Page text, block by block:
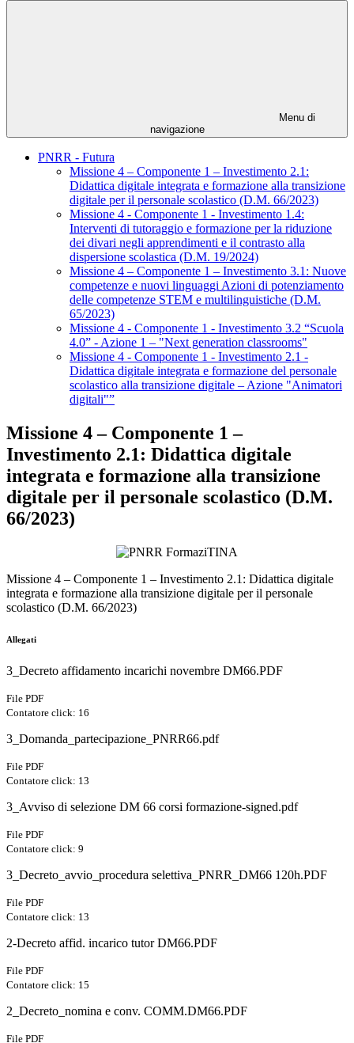
Menu di
navigazione
PNRR - Futura
Missione 4 – Componente 1 – Investimento 2.1:
Didattica digitale integrata e formazione alla transizione
digitale per il personale scolastico (D.M. 66/2023)
Missione 4 - Componente 1 - Investimento 1.4:
Interventi di tutoraggio e formazione per la riduzione
dei divari negli apprendimenti e il contrasto alla
dispersione scolastica (D.M. 19/2024)
Missione 4 – Componente 1 – Investimento 3.1: Nuove
competenze e nuovi linguaggi Azioni di potenziamento
delle competenze STEM e multilinguistiche (D.M.
65/2023)
Missione 4 - Componente 1 - Investimento 3.2 “Scuola
4.0” - Azione 1 – "Next generation classrooms"
Missione 4 - Componente 1 - Investimento 2.1 -
Didattica digitale integrata e formazione del personale
scolastico alla transizione digitale – Azione "Animatori
digitali"”
Missione 4 – Componente 1 –
Investimento 2.1: Didattica digitale
integrata e formazione alla transizione
digitale per il personale scolastico (D.M.
66/2023)
Missione 4 – Componente 1 – Investimento 2.1: Didattica digitale
integrata e formazione alla transizione digitale per il personale
scolastico (D.M. 66/2023)
Allegati
3_Decreto affidamento incarichi novembre DM66.PDF
File PDF
Contatore click: 16
3_Domanda_partecipazione_PNRR66.pdf
File PDF
Contatore click: 13
3_Avviso di selezione DM 66 corsi formazione-signed.pdf
File PDF
Contatore click: 9
3_Decreto_avvio_procedura selettiva_PNRR_DM66 120h.PDF
File PDF
Contatore click: 13
2-Decreto affid. incarico tutor DM66.PDF
File PDF
Contatore click: 15
2_Decreto_nomina e conv. COMM.DM66.PDF
File PDF